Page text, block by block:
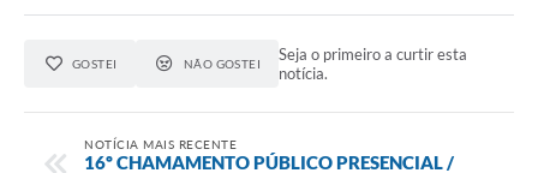
GOSTEI NÃO GOSTEI
Seja o primeiro a curtir esta
notícia.
NOTÍCIA MAIS RECENTE
16º CHAMAMENTO PÚBLICO PRESENCIAL /